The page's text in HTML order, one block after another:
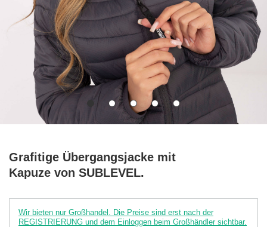
Grafitige Übergangsjacke mit
Kapuze von SUBLEVEL.
Wir bieten nur Großhandel. Die Preise sind erst nach der
REGISTRIERUNG und dem Einloggen beim Großhändler sichtbar.